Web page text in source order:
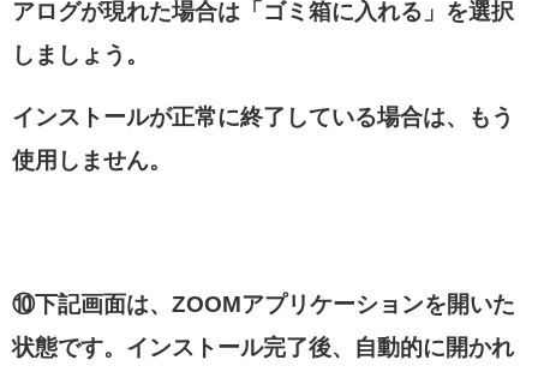
アログが現れた場合は「ゴミ箱に入れる」を選択
しましょう。
インストールが正常に終了している場合は、もう
使用しません。
⑩下記画面は、ZOOMアプリケーションを開いた
状態です。インストール完了後、自動的に開かれ